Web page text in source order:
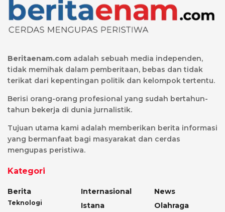
Beritaenam.com adalah sebuah media independen,
tidak memihak dalam pemberitaan, bebas dan tidak
terikat dari kepentingan politik dan kelompok tertentu.
Berisi orang-orang profesional yang sudah bertahun-
tahun bekerja di dunia jurnalistik.
Tujuan utama kami adalah memberikan berita informasi
yang bermanfaat bagi masyarakat dan cerdas
mengupas peristiwa.
Kategori
Berita
Teknologi
Internasional
Istana
News
Olahraga